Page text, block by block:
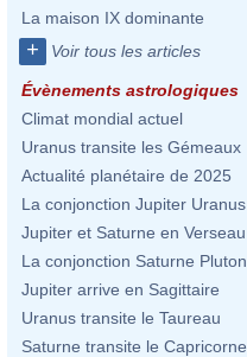
La maison IX dominante
+ Voir tous les articles
Évènements astrologiques
Climat mondial actuel
Uranus transite les Gémeaux
Actualité planétaire de 2025
La conjonction Jupiter Uranus
Jupiter et Saturne en Verseau
La conjonction Saturne Pluton
Jupiter arrive en Sagittaire
Uranus transite le Taureau
Saturne transite le Capricorne